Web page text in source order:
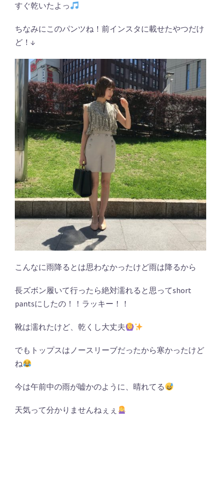
すぐ乾いたよっ
ちなみにこのパンツね！前インスタに載せたやつだけ
ど！↓
こんなに雨降るとは思わなかったけど雨は降るから
長ズボン履いて行ったら絶対濡れると思ってshort
pantsにしたの！！ラッキー！！
靴は濡れたけど、乾くし大丈夫
でもトップスはノースリーブだったから寒かったけど
ね
今は午前中の雨が嘘かのように、晴れてる
天気って分かりませんねぇぇ